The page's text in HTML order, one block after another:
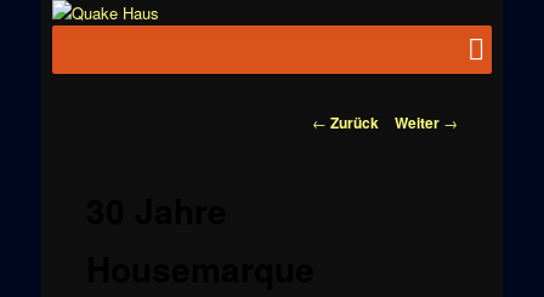
News zu
Beitragsnavigation
← Zurück Weiter →